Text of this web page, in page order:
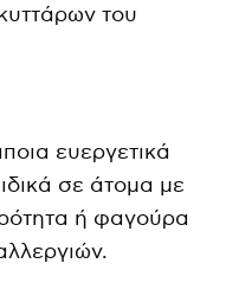
του
ευεργετικά
σε άτομα με
ή φαγούρα